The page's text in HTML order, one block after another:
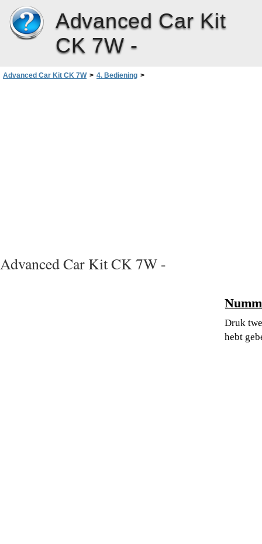
Advanced Car Kit
CK 7W -
Advanced Car Kit CK 7W > 4. Bediening >
Advanced Car Kit CK 7W -
Druk
hebt